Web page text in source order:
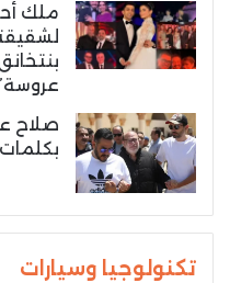
ملك
صلاح
تكنولوجيا وسيارات